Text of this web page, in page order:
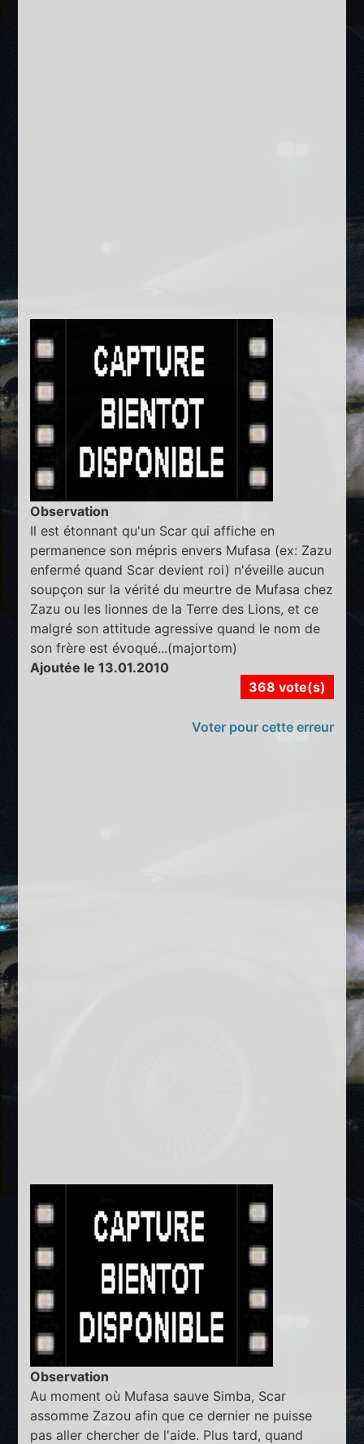
Observation
Il est étonnant qu'un Scar qui affiche en
permanence son mépris envers Mufasa (ex: Zazu
enfermé quand Scar devient roi) n'éveille aucun
soupçon sur la vérité du meurtre de Mufasa chez
Zazu ou les lionnes de la Terre des Lions, et ce
malgré son attitude agressive quand le nom de
son frère est évoqué...(majortom)
Ajoutée le 13.01.2010
368 vote(s)
Voter pour cette erreur
Observation
Au moment où Mufasa sauve Simba, Scar
assomme Zazou afin que ce dernier ne puisse
pas aller chercher de l'aide. Plus tard, quand